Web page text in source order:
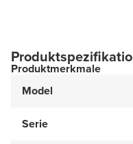
Produktmerkmale
Model
Serie